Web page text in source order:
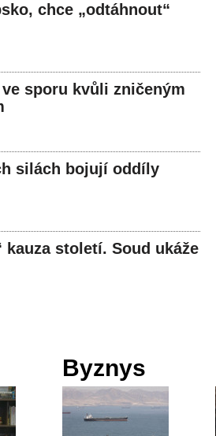
chce „odtáhnout“
sporu kvůli zničeným
silách bojují oddíly
století. Soud ukáže
Byznys